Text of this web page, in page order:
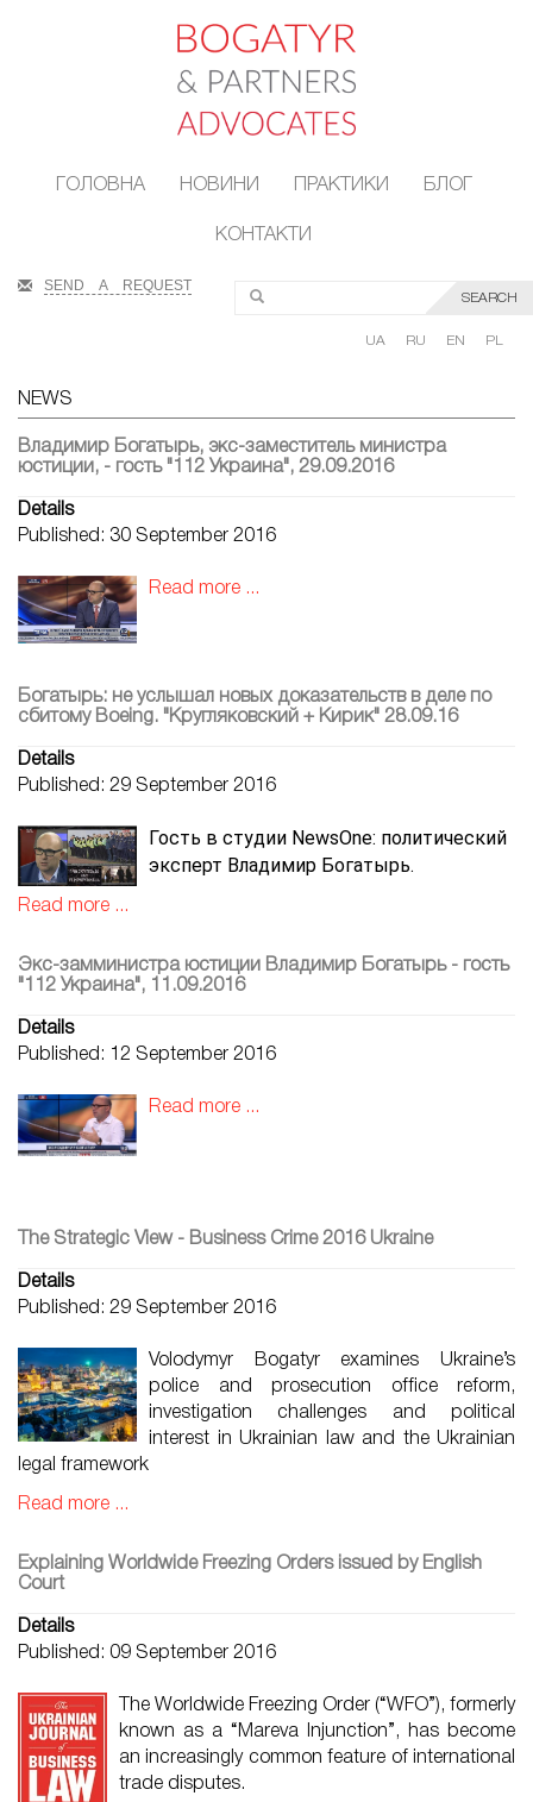
ГОЛОВНА НОВИНИ ПРАКТИКИ БЛОГ
КОНТАКТИ
SEND A REQUEST
SEARCH
UA RU EN PL
NEWS
Владимир Богатырь, экс-заместитель министра
юстиции, - гость "112 Украина", 29.09.2016
Details
Published: 30 September 2016
Read more ...
Богатырь: не услышал новых доказательств в деле по
сбитому Boeing. "Кругляковский + Кирик" 28.09.16
Details
Published: 29 September 2016
Гость в студии NewsOne: политический
эксперт Владимир Богатырь.
Read more ...
Экс-замминистра юстиции Владимир Богатырь - гость
"112 Украина", 11.09.2016
Details
Published: 12 September 2016
Read more ...
The Strategic View - Business Crime 2016 Ukraine
Details
Published: 29 September 2016
Volodymyr Bogatyr examines Ukraine’s
police and prosecution office reform,
investigation challenges and political
interest in Ukrainian law and the Ukrainian
legal framework
Read more ...
Explaining Worldwide Freezing Orders issued by English
Court
Details
Published: 09 September 2016
The Worldwide Freezing Order (“WFO”), formerly
known as a “Mareva Injunction”, has become
an increasingly common feature of international
trade disputes.